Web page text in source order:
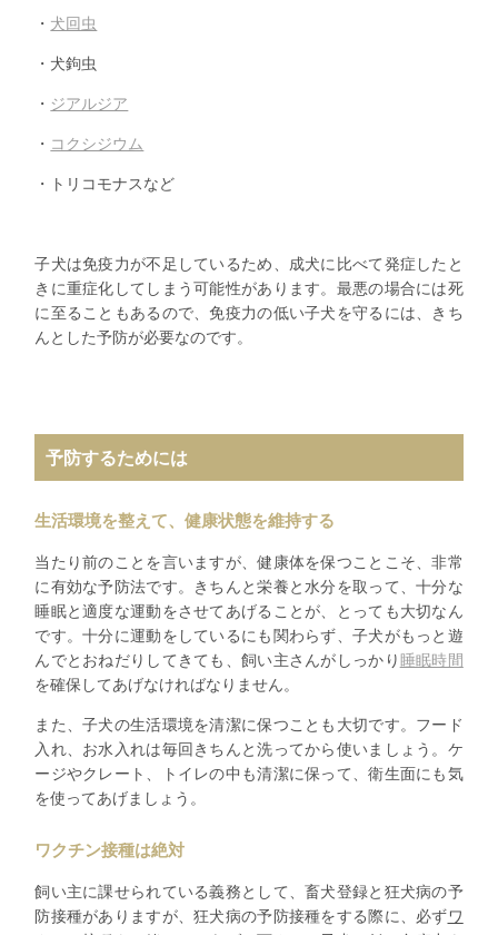
・ 犬回虫
・犬鉤虫
・ ジアルジア
・ コクシジウム
・トリコモナスなど
子犬は免疫力が不足しているため、成犬に比べて発症したと
きに重症化してしまう可能性があります。最悪の場合には死
に至ることもあるので、免疫力の低い子犬を守るには、きち
んとした予防が必要なのです。
予防するためには
生活環境を整えて、健康状態を維持する
当たり前のことを言いますが、健康体を保つことこそ、非常
に有効な予防法です。きちんと栄養と水分を取って、十分な
睡眠と適度な運動をさせてあげることが、とっても大切なん
です。十分に運動をしているにも関わらず、子犬がもっと遊
んでとおねだりしてきても、飼い主さんがしっかり 睡眠時間
を確保してあげなければなりません。
また、子犬の生活環境を清潔に保つことも大切です。フード
入れ、お水入れは毎回きちんと洗ってから使いましょう。ケ
ージやクレート、トイレの中も清潔に保って、衛生面にも気
を使ってあげましょう。
ワクチン接種は絶対
飼い主に課せられている義務として、畜犬登録と狂犬病の予
防接種がありますが、狂犬病の予防接種をする際に、必ずワ